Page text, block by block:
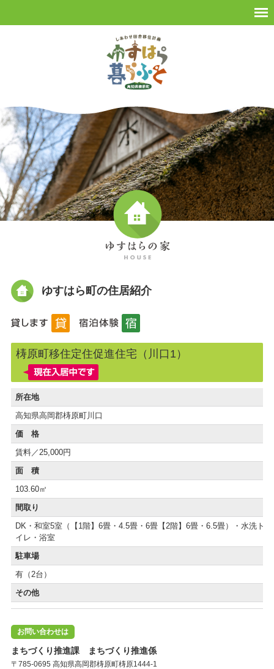
ゆすはら町の住居紹介
梼原町移住定住促進住宅（川口1）
所在地
高知県高岡郡梼原町川口
価 格
賃料／25,000円
面 積
103.60㎡
間取り
DK・和室5室（【1階】6畳・4.5畳・6畳【2階】6畳・6.5畳）・水洗ト
イレ・浴室
駐車場
有（2台）
その他
お問い合わせは
まちづくり推進課 まちづくり推進係
〒785-0695 高知県高岡郡梼原町梼原1444-1